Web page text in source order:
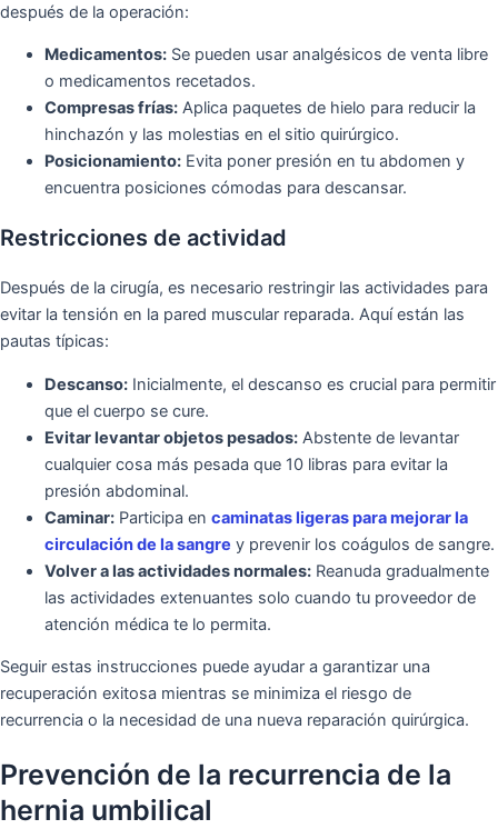
después de la operación:
Medicamentos: Se pueden usar analgésicos de venta libre
o medicamentos recetados.
Compresas frías: Aplica paquetes de hielo para reducir la
hinchazón y las molestias en el sitio quirúrgico.
Posicionamiento: Evita poner presión en tu abdomen y
encuentra posiciones cómodas para descansar.
Restricciones de actividad
Después de la cirugía, es necesario restringir las actividades para
evitar la tensión en la pared muscular reparada. Aquí están las
pautas típicas:
Descanso: Inicialmente, el descanso es crucial para permitir
que el cuerpo se cure.
Evitar levantar objetos pesados: Abstente de levantar
cualquier cosa más pesada que 10 libras para evitar la
presión abdominal.
Caminar: Participa en caminatas ligeras para mejorar la
circulación de la sangre y prevenir los coágulos de sangre.
Volver a las actividades normales: Reanuda gradualmente
las actividades extenuantes solo cuando tu proveedor de
atención médica te lo permita.
Seguir estas instrucciones puede ayudar a garantizar una
recuperación exitosa mientras se minimiza el riesgo de
recurrencia o la necesidad de una nueva reparación quirúrgica.
Prevención de la recurrencia de la
hernia umbilical